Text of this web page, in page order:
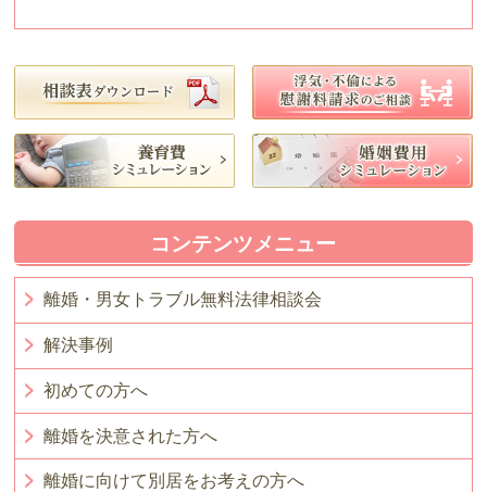
コンテンツメニュー
離婚・男女トラブル無料法律相談会
解決事例
初めての方へ
離婚を決意された方へ
離婚に向けて別居をお考えの方へ